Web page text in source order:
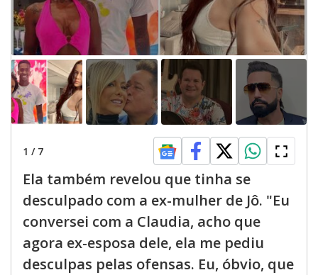
1 / 7
Ela também revelou que tinha se
desculpado com a ex-mulher de Jô. "Eu
conversei com a Claudia, acho que
agora ex-esposa dele, ela me pediu
desculpas pelas ofensas. Eu, óbvio, que